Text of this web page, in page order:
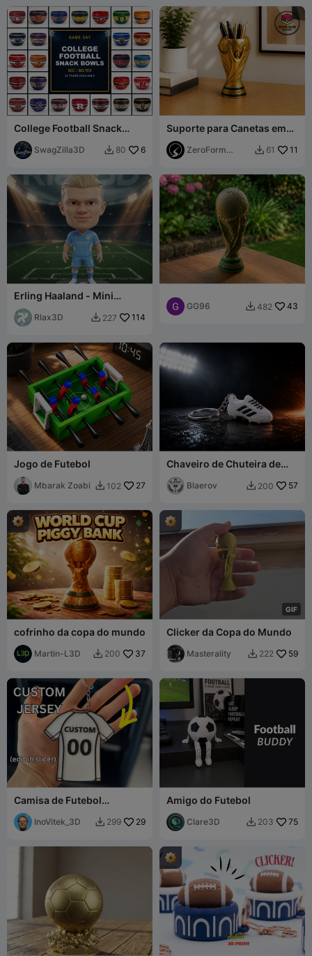
College Football Snack
Bowl - Alabama, Ohio State,
and more!
SwagZilla3D  80 6
Suporte para Canetas em
Forma de Taça de Futebol
ZeroForm
 61 11
Erling Haaland - Mini
Figure - Manchester City
(Set 1)Rlax3D  227 114
GG96  482 43
Jogo de Futebol
Mbarak Zoabi  102 27
Chaveiro de Chuteira de
Futebol / Chaveiro de
Chuteira de Futebol /
Charme Esportivo
Blaerov  200 57
cofrinho da copa do mundo
Martin-L3D  200 37
GIF
Clicker da Copa do Mundo
Masterality  222 59
Camisa de Futebol
Personalizável
InoVitek_3D  299 29
Amigo do Futebol
Clare3D  203 75